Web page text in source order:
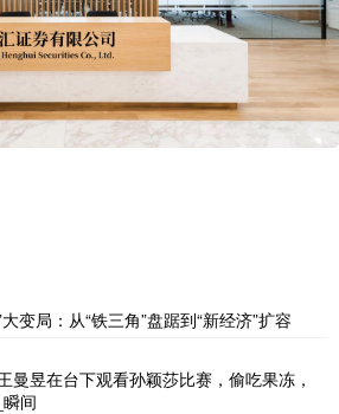
变局：从“铁三角”盘踞到“新经济”扩容
曼昱在台下观看孙颖莎比赛，偷吃果冻，
间